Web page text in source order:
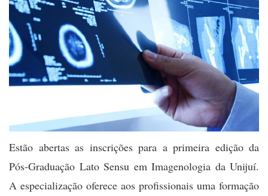
Estão abertas as inscrições para a primeira edição da
Pós-Graduação Lato Sensu em Imagenologia da Unijuí.
A especialização oferece aos profissionais uma formação